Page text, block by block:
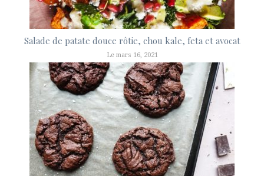
Salade de patate douce rôtie, chou kale, feta et avocat
Le mars 16, 2021